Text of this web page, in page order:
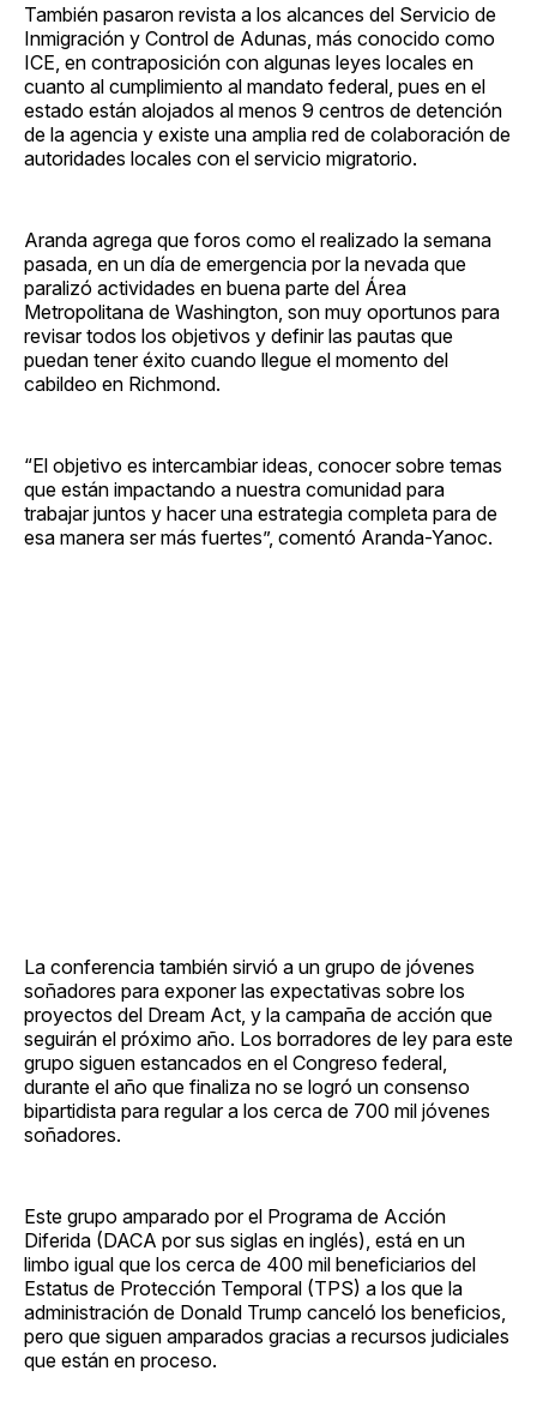
También pasaron revista a los alcances del Servicio de
Inmigración y Control de Adunas, más conocido como
ICE, en contraposición con algunas leyes locales en
cuanto al cumplimiento al mandato federal, pues en el
estado están alojados al menos 9 centros de detención
de la agencia y existe una amplia red de colaboración de
autoridades locales con el servicio migratorio.
Aranda agrega que foros como el realizado la semana
pasada, en un día de emergencia por la nevada que
paralizó actividades en buena parte del Área
Metropolitana de Washington, son muy oportunos para
revisar todos los objetivos y definir las pautas que
puedan tener éxito cuando llegue el momento del
cabildeo en Richmond.
“El objetivo es intercambiar ideas, conocer sobre temas
que están impactando a nuestra comunidad para
trabajar juntos y hacer una estrategia completa para de
esa manera ser más fuertes”, comentó Aranda-Yanoc.
La conferencia también sirvió a un grupo de jóvenes
soñadores para exponer las expectativas sobre los
proyectos del Dream Act, y la campaña de acción que
seguirán el próximo año. Los borradores de ley para este
grupo siguen estancados en el Congreso federal,
durante el año que finaliza no se logró un consenso
bipartidista para regular a los cerca de 700 mil jóvenes
soñadores.
Este grupo amparado por el Programa de Acción
Diferida (DACA por sus siglas en inglés), está en un
limbo igual que los cerca de 400 mil beneficiarios del
Estatus de Protección Temporal (TPS) a los que la
administración de Donald Trump canceló los beneficios,
pero que siguen amparados gracias a recursos judiciales
que están en proceso.